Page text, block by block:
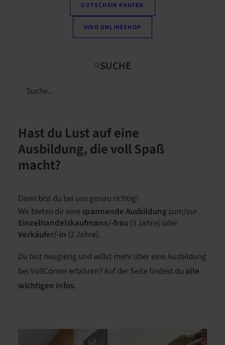
GUTSCHEIN KAUFEN
VINO ONLINESHOP
Hast du Lust auf eine
Ausbildung, die voll Spaß
macht?
Dann bist du bei uns genau richtig!
Wir bieten dir einespannende Ausbildungzum/zur
Einzelhandelskaufmann/-frau (3 Jahre) oder
Verkäufer/-in (2 Jahre).
Du bist neugierig und willst mehr über eine Ausbildung
bei VollCorner erfahren? Auf der Seite findest du alle
wichtigen Infos.